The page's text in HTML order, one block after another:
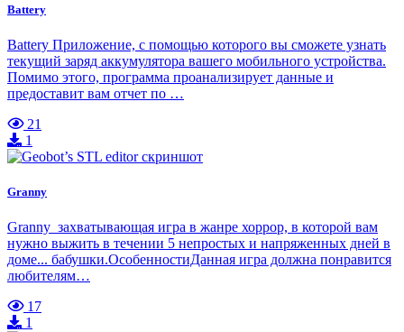
Battery
Battery Приложение, с помощью которого вы сможете узнать
текущий заряд аккумулятора вашего мобильного устройства.
Помимо этого, программа проанализирует данные и
предоставит вам отчет по …
21
1
Granny
Granny захватывающая игра в жанре хоррор, в которой вам
нужно выжить в течении 5 непростых и напряженных дней в
доме... бабушки.ОсобенностиДанная игра должна понравится
любителям…
17
1